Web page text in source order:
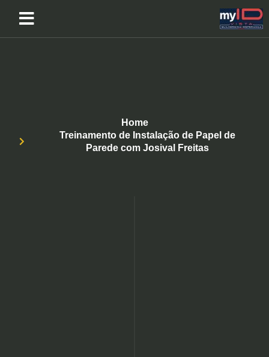
Home
Treinamento de Instalação de Papel de
Parede com Josival Freitas